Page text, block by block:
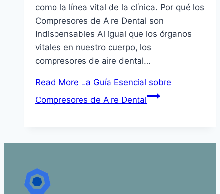
como la línea vital de la clínica. Por qué los
Compresores de Aire Dental son
Indispensables Al igual que los órganos
vitales en nuestro cuerpo, los
compresores de aire dental…
Read More La Guía Esencial sobre
Compresores de Aire Dental